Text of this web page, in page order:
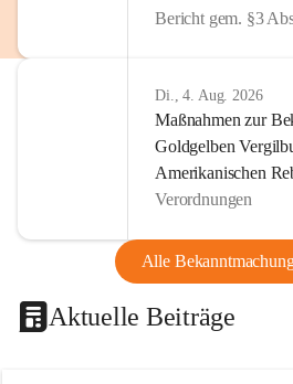
Bericht gem. §3
Di., 4. Aug. 2026
Maßnahmen zur
Goldgelben
Amerikanischen
Verordnungen
Alle
Aktuelle Beiträge